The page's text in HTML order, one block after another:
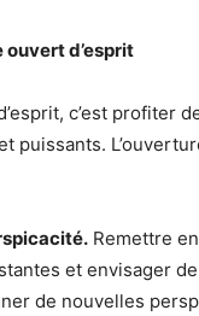
ouvert d’esprit
c’est profiter
puissants.
Remettre
et envisager
de nouvelles